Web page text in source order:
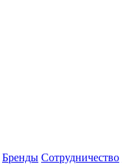
Бренды Сотрудничество